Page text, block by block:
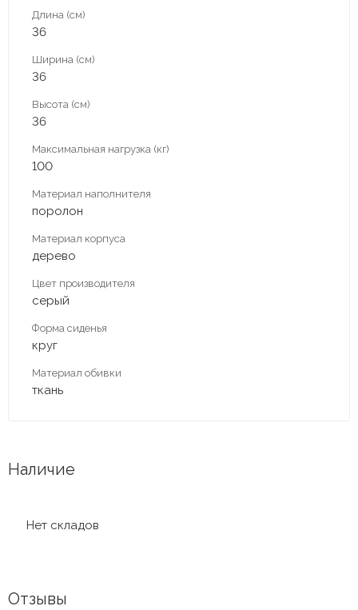
Длина (см)
36
Ширина (см)
36
Высота (см)
36
Максимальная нагрузка (кг)
100
Материал наполнителя
поролон
Материал корпуса
дерево
Цвет производителя
серый
Форма сиденья
круг
Материал обивки
ткань
Наличие
Нет складов
Отзывы